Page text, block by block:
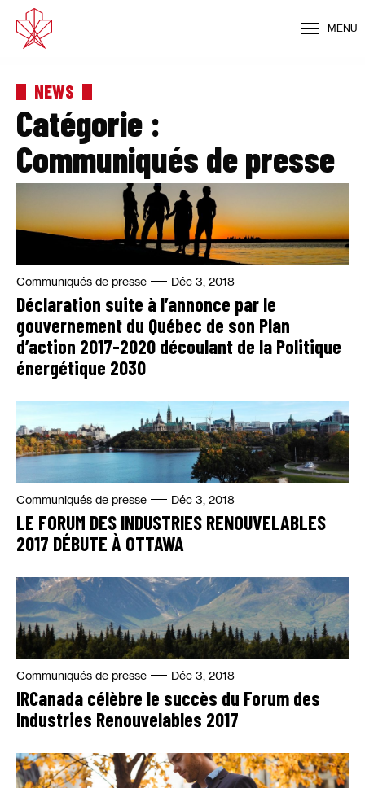
MENU
NEWS
Catégorie :
Communiqués de presse
Communiqués de presse Déc 3, 2018
Déclaration suite à l’annonce par le
gouvernement du Québec de son Plan
d’action 2017-2020 découlant de la Politique
énergétique 2030
Communiqués de presse Déc 3, 2018
LE FORUM DES INDUSTRIES RENOUVELABLES
2017 DÉBUTE À OTTAWA
Communiqués de presse Déc 3, 2018
IRCanada célèbre le succès du Forum des
Industries Renouvelables 2017